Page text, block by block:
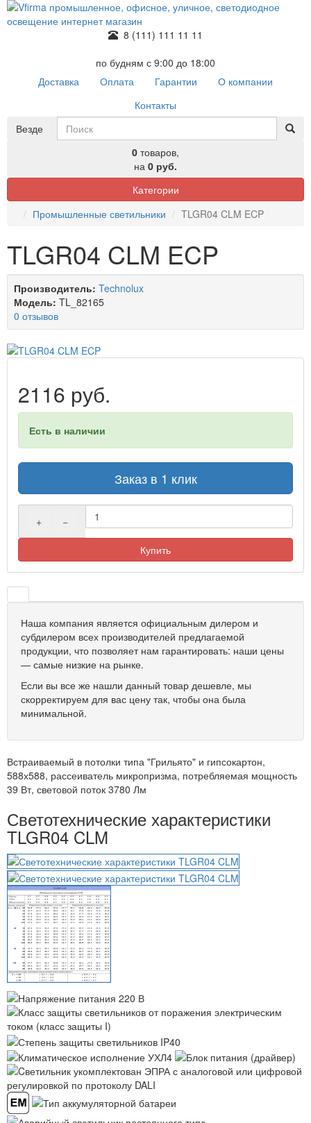
8 (111) 111 11 11
по будням с 9:00 до 18:00
Доставка
Оплата Гарантии
О компании
Контакты
Везде
0 товаров,
на 0 руб.
Категории
Промышленные светильники
TLGR04 CLM ECP
TLGR04 CLM ECP
Производитель: Technolux
Модель: TL_82165
0 отзывов
2116 руб.
Есть в наличии
Заказ в 1 клик
+ −
Купить
Наша компания является официальным дилером и
субдилером всех производителей предлагаемой
продукции, что позволяет нам гарантировать: наши цены
— самые низкие на рынке.
Если вы все же нашли данный товар дешевле, мы
скорректируем для вас цену так, чтобы она была
минимальной.
Встраиваемый в потолки типа "Грильято" и гипсокартон,
588х588, рассеиватель микропризма, потребляемая мощность
39 Вт, световой поток 3780 Лм
Светотехнические характеристики
TLGR04 CLM